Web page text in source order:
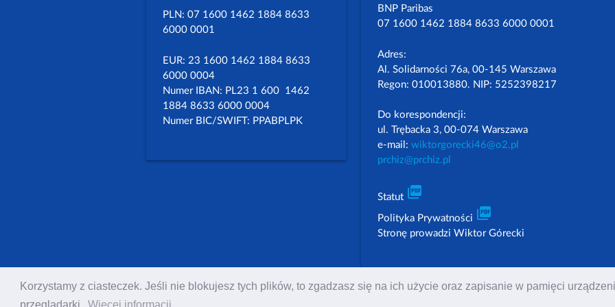
Korzystamy z ciasteczek. Jeśli nie blokujesz tych plików, to zgadzasz się na ich użycie oraz zapisanie w pamięci
przeglądarki.
Więcej informacji.
BNP Paribas
07 1600 1462 1884 8633 6000 0001
Adres:
Al. Solidarności 76a, 00-145 Warszawa
Regon: 010013880. NIP: 5252398217
Do korespondencji:
ul. Trębacka 3, 00-074 Warszawa
e-mail:wiktorgorecki46@o2.pl
prchiz@prchiz.pl
Statut picture_as_pdf
Polityka Prywatności picture_as_pdf
Stronę prowadzi Wiktor Górecki
PLN: 07 1600 1462 1884 8633
6000 0001
EUR: 23 1600 1462 1884 8633
6000 0004
Numer IBAN: PL23 1 600 1462
1884 8633 6000 0004
Numer BIC/SWIFT: PPABPLPK